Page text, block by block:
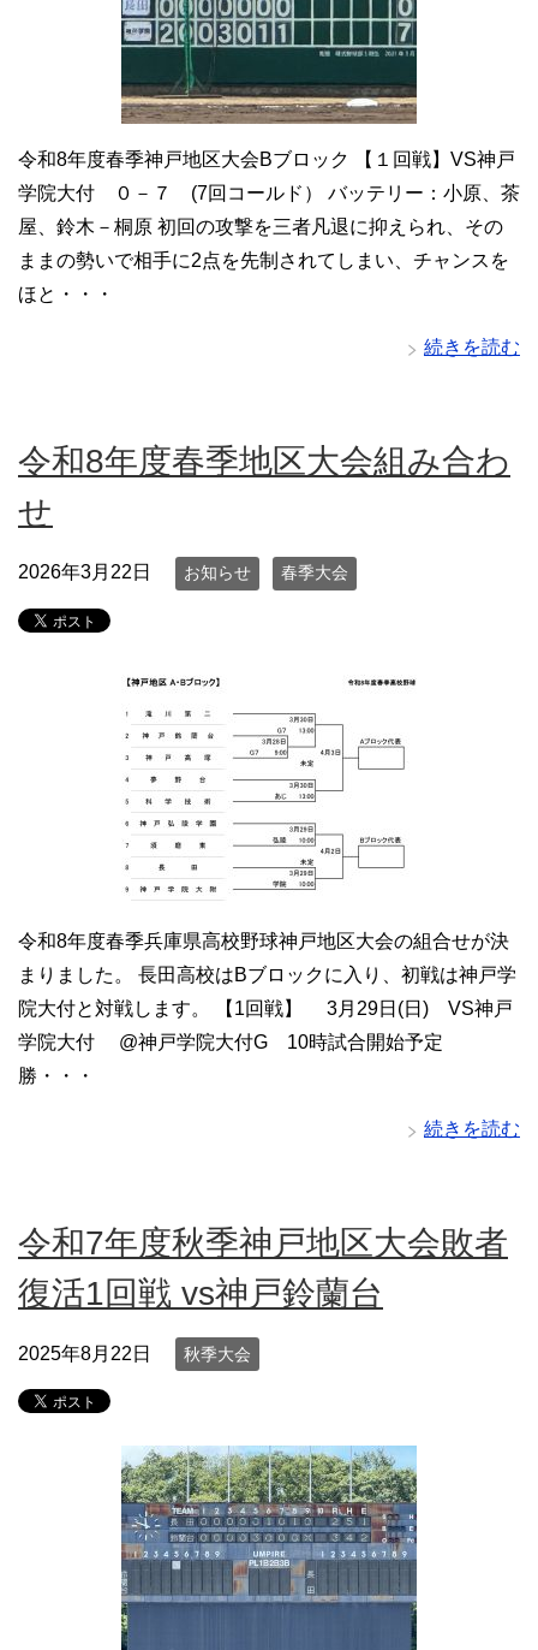
令和8年度春季神戸地区大会Bブロック 【１回戦】VS神戸
学院大付 ０－７ (7回コールド） バッテリー：小原、茶
屋、鈴木－桐原 初回の攻撃を三者凡退に抑えられ、その
ままの勢いで相手に2点を先制されてしまい、チャンスを
ほと・・・
続きを読む
令和8年度春季地区大会組み合わ
せ
2026年3月22日 お知らせ 春季大会
令和8年度春季兵庫県高校野球神戸地区大会の組合せが決
まりました。 長田高校はBブロックに入り、初戦は神戸学
院大付と対戦します。 【1回戦】 3月29日(日) VS神戸
学院大付 @神戸学院大付G 10時試合開始予定
勝・・・
続きを読む
令和7年度秋季神戸地区大会敗者
復活1回戦 vs神戸鈴蘭台
2025年8月22日 秋季大会